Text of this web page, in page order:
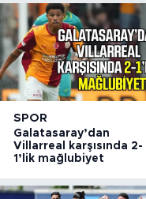
SPOR
Galatasaray’dan
Villarreal karşısında 2-
1’lik mağlubiyet